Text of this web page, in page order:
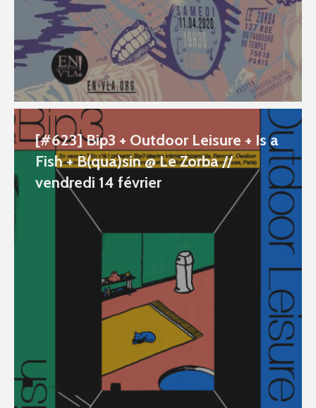
[#623] Bip3 + Outdoor Leisure + Is a
Fish + B(qua)sin @ Le Zorba //
vendredi 14 février